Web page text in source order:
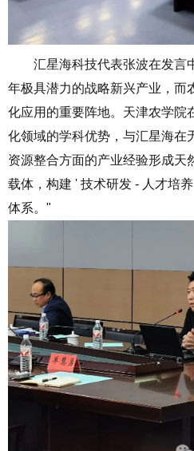
汇星海科技代表张波在发言
年极具潜力的战略新兴产业，而
化应用的重要阵地。天津农学院
化领域的学科优势，与汇星海在
资源整合方面的产业经验形成天
载体，构建 ' 技术研发 - 人才培
体系。"